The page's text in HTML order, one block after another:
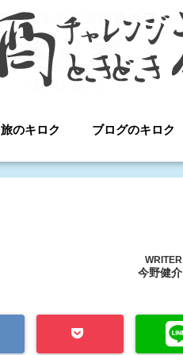
旅のキロク ブログのキロク
WRITER
今野健介